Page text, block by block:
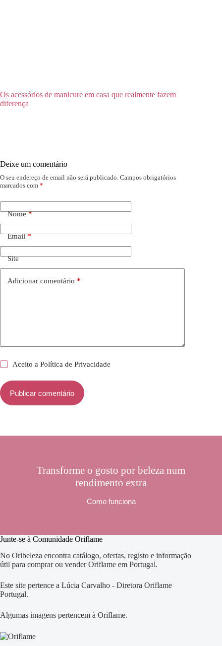
Os acessórios de manicure em casa que realmente fazem
diferença
Deixe um comentário
O seu endereço de email não será publicado. Campos obrigatórios
marcados com *
Nome*
Email*
Site
Adicionar comentário *
Aceito aPolítica de Privacidade
Publicar comentário
Transforme o gosto por beleza num
rendimento extra
Como funciona
Junte-se à Comunidade Oriflame
No Oribeleza encontra catálogo, ofertas, registo e informação
útil para comprar ou vender Oriflame em Portugal.
Este site pertence a Lúcia Carvalho - Diretora Oriflame
Portugal.
Algumas imagens pertencem à Oriflame.